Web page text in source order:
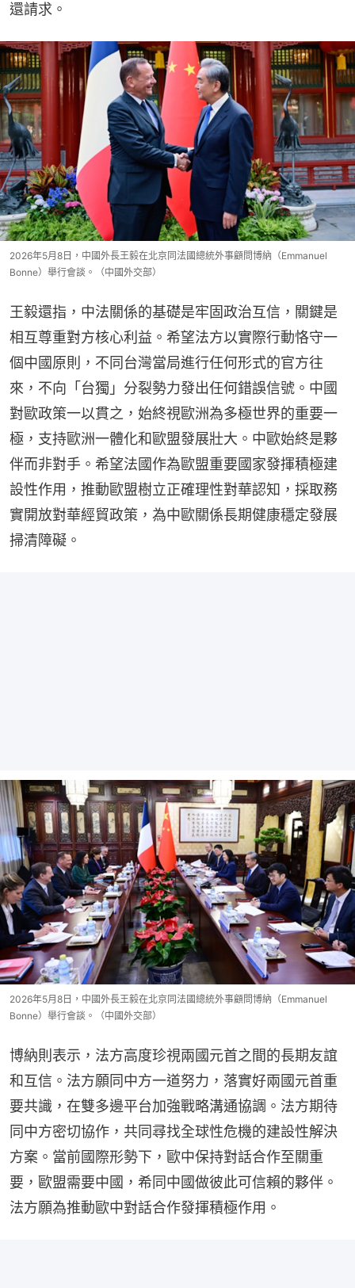
還請求。
2026年5月8日，中國外長王毅在北京同法國總統外事顧問博納（Emmanuel
Bonne）舉行會談。（中國外交部）
王毅還指，中法關係的基礎是牢固政治互信，關鍵是
相互尊重對方核心利益。希望法方以實際行動恪守一
個中國原則，不同台灣當局進行任何形式的官方往
來，不向「台獨」分裂勢力發出任何錯誤信號。中國
對歐政策一以貫之，始終視歐洲為多極世界的重要一
極，支持歐洲一體化和歐盟發展壯大。中歐始終是夥
伴而非對手。希望法國作為歐盟重要國家發揮積極建
設性作用，推動歐盟樹立正確理性對華認知，採取務
實開放對華經貿政策，為中歐關係長期健康穩定發展
掃清障礙。
2026年5月8日，中國外長王毅在北京同法國總統外事顧問博納（Emmanuel
Bonne）舉行會談。（中國外交部）
博納則表示，法方高度珍視兩國元首之間的長期友誼
和互信。法方願同中方一道努力，落實好兩國元首重
要共識，在雙多邊平台加強戰略溝通協調。法方期待
同中方密切協作，共同尋找全球性危機的建設性解決
方案。當前國際形勢下，歐中保持對話合作至關重
要，歐盟需要中國，希同中國做彼此可信賴的夥伴。
法方願為推動歐中對話合作發揮積極作用。